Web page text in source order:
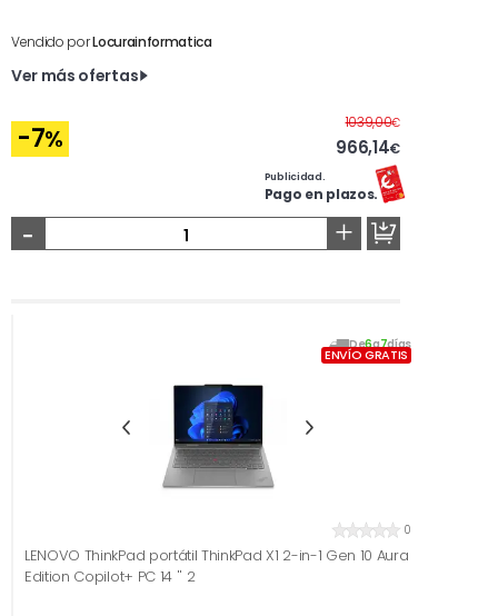
Vendido porLocurainformatica
Ver más ofertas
-7%
1039,00€Antes
966,14€
Publicidad.
Pago en plazos.
- +
De6a7días
ENVÍO GRATIS
0
LENOVO ThinkPad portátil ThinkPad X1 2-in-1 Gen 10 Aura
Edition Copilot+ PC 14 '' 2